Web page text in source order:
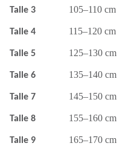
Talle 3 105–110 cm
Talle 4 115–120 cm
Talle 5 125–130 cm
Talle 6 135–140 cm
Talle 7 145–150 cm
Talle 8 155–160 cm
Talle 9 165–170 cm